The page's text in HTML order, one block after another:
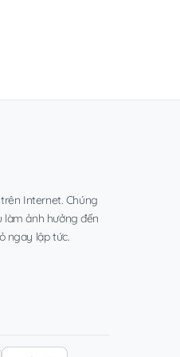
Internet. Chúng
làm ảnh hưởng đến
ngay lập tức.